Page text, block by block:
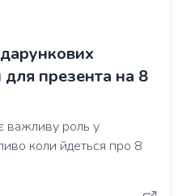
презента на 8
важливу роль у
коли йдеться про 8